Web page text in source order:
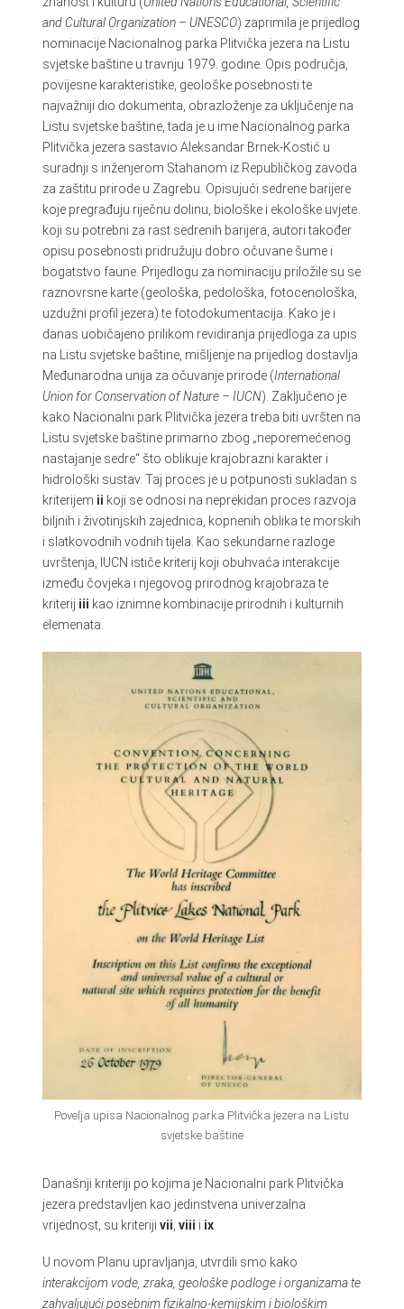
and Cultural Organization – UNESCO) zaprimila je prijedlog
nominacije Nacionalnog parka Plitvička jezera na Listu
svjetske baštine u travnju 1979. godine. Opis područja,
povijesne karakteristike, geološke posebnosti te
najvažniji dio dokumenta, obrazloženje za uključenje na
Listu svjetske baštine, tada je u ime Nacionalnog parka
Plitvička jezera sastavio Aleksandar Brnek-Kostić u
suradnji s inženjerom Stahanom iz Republičkog zavoda
za zaštitu prirode u Zagrebu. Opisujući sedrene barijere
koje pregrađuju riječnu dolinu, biološke i ekološke uvjete
koji su potrebni za rast sedrenih barijera, autori također
opisu posebnosti pridružuju dobro očuvane šume i
bogatstvo faune. Prijedlogu za nominaciju priložile su se
raznovrsne karte (geološka, pedološka, fotocenološka,
uzdužni profil jezera) te fotodokumentacija. Kako je i
danas uobičajeno prilikom revidiranja prijedloga za upis
na Listu svjetske baštine, mišljenje na prijedlog dostavlja
Međunarodna unija za očuvanje prirode (International
Union for Conservation of Nature – IUCN). Zaključeno je
kako Nacionalni park Plitvička jezera treba biti uvršten na
Listu svjetske baštine primarno zbog „neporemećenog
nastajanje sedre“ što oblikuje krajobrazni karakter i
hidrološki sustav. Taj proces je u potpunosti sukladan s
kriterijem ii koji se odnosi na neprekidan proces razvoja
biljnih i životinjskih zajednica, kopnenih oblika te morskih
i slatkovodnih vodnih tijela. Kao sekundarne razloge
uvrštenja, IUCN ističe kriterij koji obuhvaća interakcije
između čovjeka i njegovog prirodnog krajobraza te
kriterij iii kao iznimne kombinacije prirodnih i kulturnih
elemenata.
Povelja upisa Nacionalnog parka Plitvička jezera na Listu
svjetske baštine
Današnji kriteriji po kojima je Nacionalni park Plitvička
jezera predstavljen kao jedinstvena univerzalna
vrijednost, su kriteriji vii viii i ix.
U novom Planu upravljanja, utvrdili smo kako
interakcijom vode, zraka, geološke podloge i organizama te
zahvaljujući posebnim fizikalno-kemijskim i biološkim